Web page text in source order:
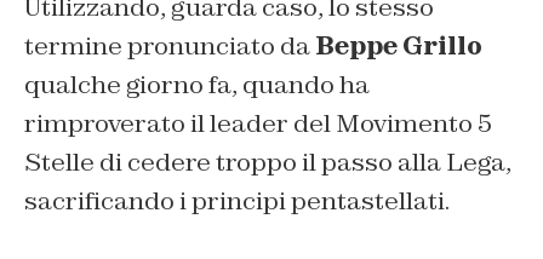
Utilizzando, guarda caso, lo stesso
termine pronunciato daBeppe Grillo
qualche giorno fa, quando ha
rimproverato il leader del Movimento 5
Stelle di cedere troppo il passo alla Lega,
sacrificando i principi pentastellati.